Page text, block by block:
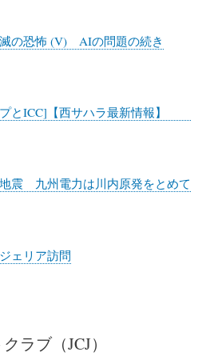
の恐怖 (V) AIの問題の続き
プとICC]【西サハラ最新情報】
震 九州電力は川内原発をとめて
ェリア訪問
ラブ（JCJ）